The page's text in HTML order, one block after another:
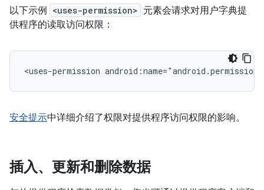
以下示例 <uses-permission> 元素会请求对用户字典提
供程序的读取访问权限：
<uses-permission
安全提示中详细介绍了权限对提供程序访问权限的影响。
插入、更新和删除数据